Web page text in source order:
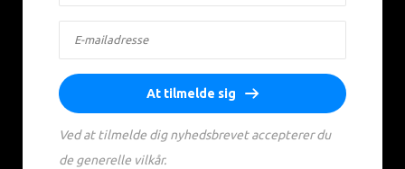
At tilmelde sig
Ved at tilmelde dig nyhedsbrevet accepterer du
de generelle vilkår.